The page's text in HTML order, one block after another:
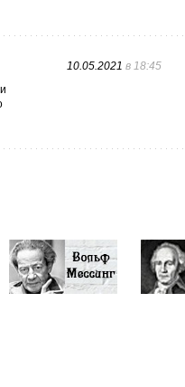
10.05.2021 в 18:45